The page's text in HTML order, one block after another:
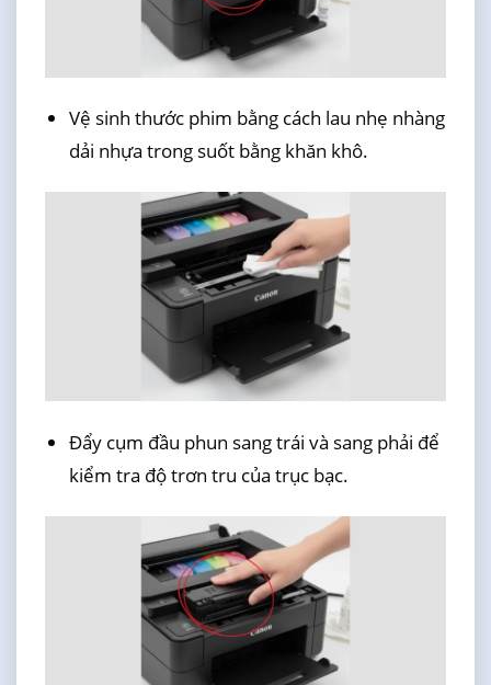
Vệ sinh thước phim bằng cách lau nhẹ nhàng
dải nhựa trong suốt bằng khăn khô.
Đẩy cụm đầu phun sang trái và sang phải để
kiểm tra độ trơn tru của trục bạc.